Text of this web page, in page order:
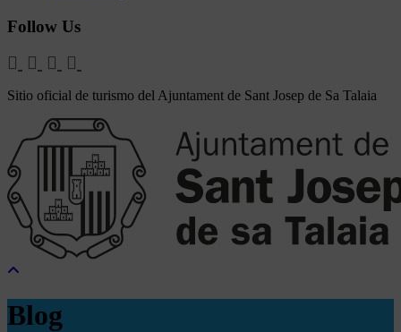
Follow Us
Sitio oficial de turismo del Ajuntament de Sant Josep de Sa Talaia
Blog